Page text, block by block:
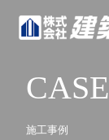
施工事例
お問い
HOME